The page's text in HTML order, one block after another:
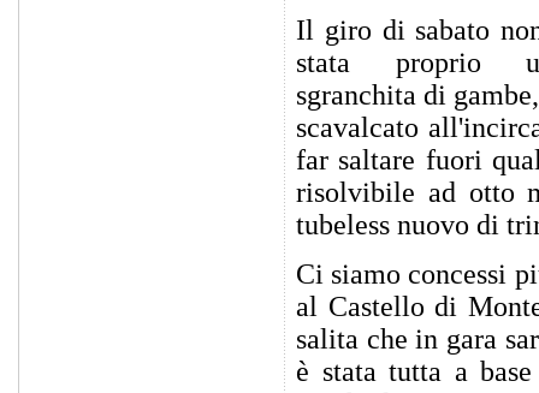
Il giro di sabato
stata proprio
sgranchita di
scavalcato
far saltare fuori
risolvibile ad otto
tubeless nuovo di
Ci siamo concessi
al Castello di
salita che in gara
è stata tutta a